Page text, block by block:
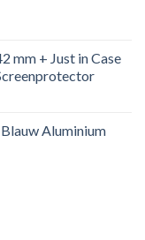
mm + Just in Case
Aluminium